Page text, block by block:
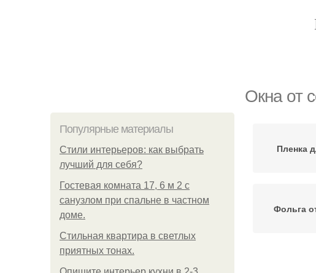
Окна от
Популярные материалы
Стили интерьеров: как выбрать
лучший для себя?
Гостевая комната 17, 6 м 2 с
санузлом при спальне в частном
доме.
Стильная квартира в светлых
приятных тонах.
Пленка
Фольга